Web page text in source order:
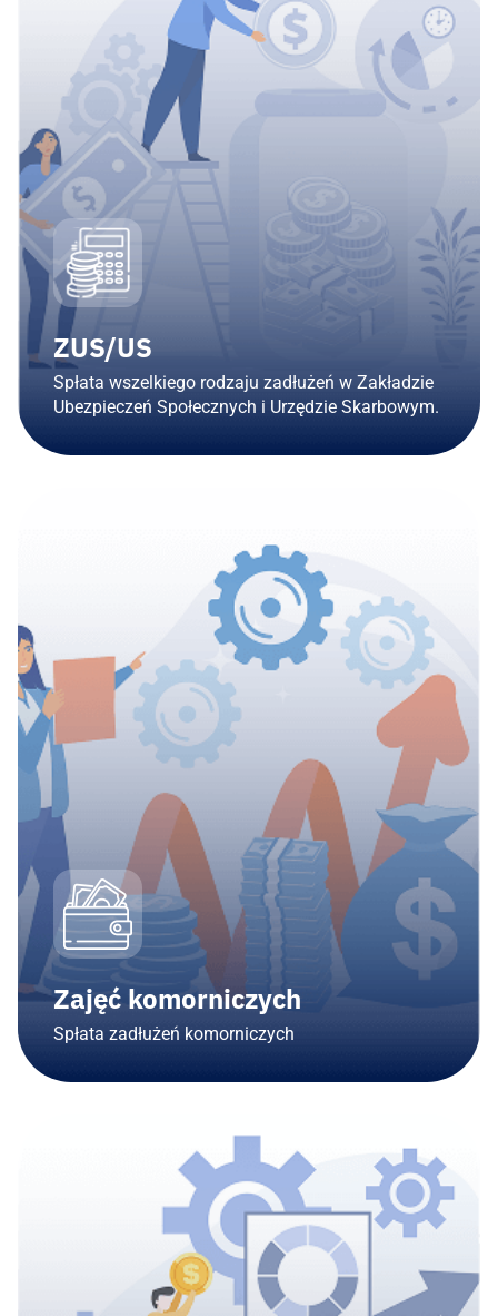
ZUS/US​
Spłata wszelkiego rodzaju zadłużeń w Zakładzie
Ubezpieczeń Społecznych i Urzędzie Skarbowym.​
Zajęć komorniczych
Spłata zadłużeń komorniczych